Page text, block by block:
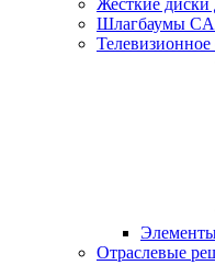
Жесткие диски
Шлагбаумы
Элементы
Отраслевые